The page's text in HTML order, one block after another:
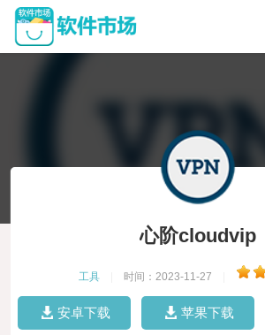
心阶cloudvip
工具 时间：2023-11-27
安卓下载 苹果下载